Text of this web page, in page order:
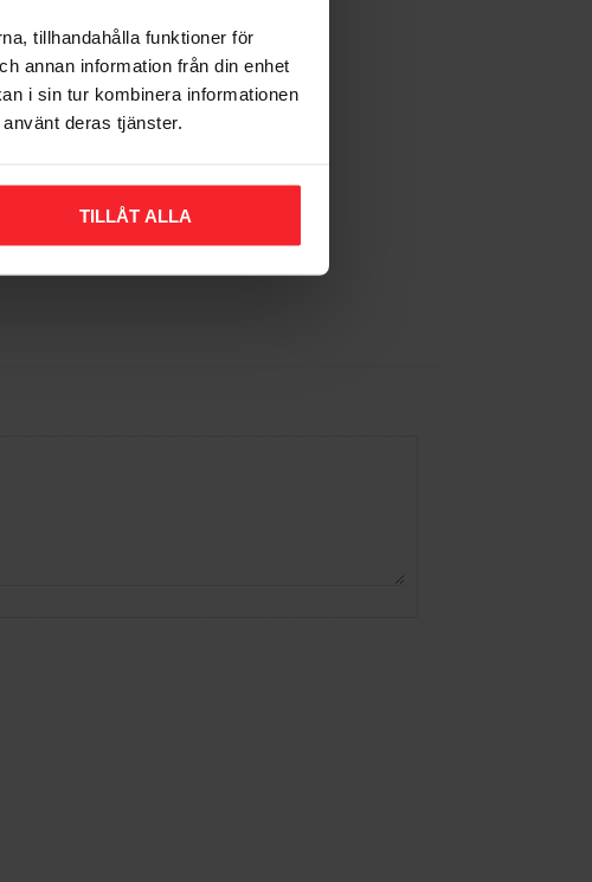
tillhandahålla funktioner för
annan information från din enhet
i sin tur kombinera informationen
deras tjänster.
TILLÅT ALLA